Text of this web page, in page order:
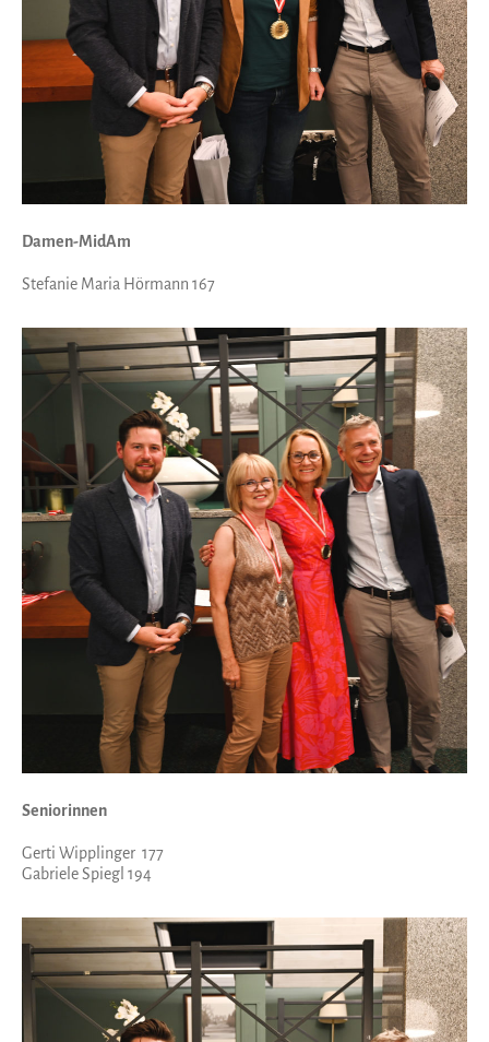
Damen-MidAm
Stefanie Maria Hörmann 167
Seniorinnen
Gerti Wipplinger 177
Gabriele Spiegl 194